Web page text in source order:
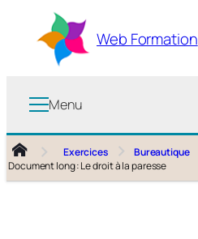
contenu
Web Formation
Menu
Exercices Bureautique
Document long : Le droit à la paresse